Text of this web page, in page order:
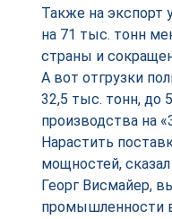
Также на экспорт
на 71 тыс. тонн
страны и
А вот отгрузки
32,5 тыс. тонн, до
производства на
Нарастить
мощностей,
Георг Висмайер,
промышленности